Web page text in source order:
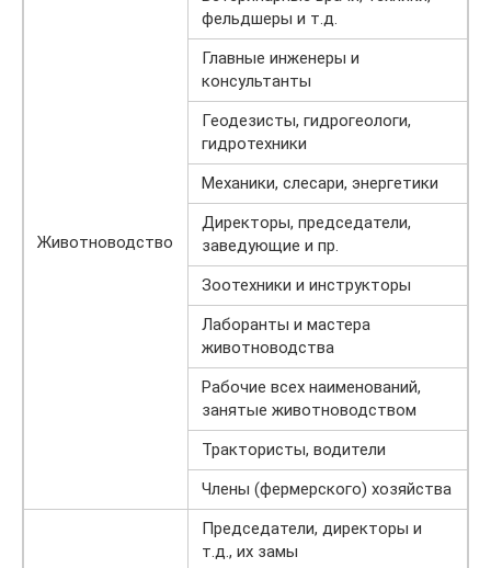
Животноводство
фельдшеры и т.д.
Главные инженеры и
консультанты
Геодезисты, гидрогеологи,
гидротехники
Механики, слесари, энергетики
Директоры, председатели,
заведующие и пр.
Зоотехники и инструкторы
Лаборанты и мастера
животноводства
Рабочие всех наименований,
занятые животноводством
Трактористы, водители
Члены (фермерского) хозяйства
Председатели, директоры и
т.д., их замы